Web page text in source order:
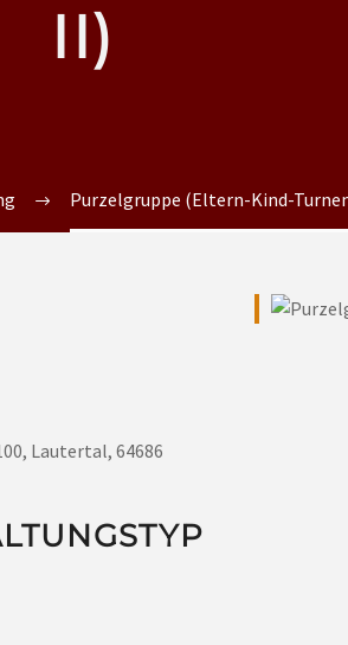
II)
Purzelgruppe (Eltern-Kind-
Lautertal, 64686